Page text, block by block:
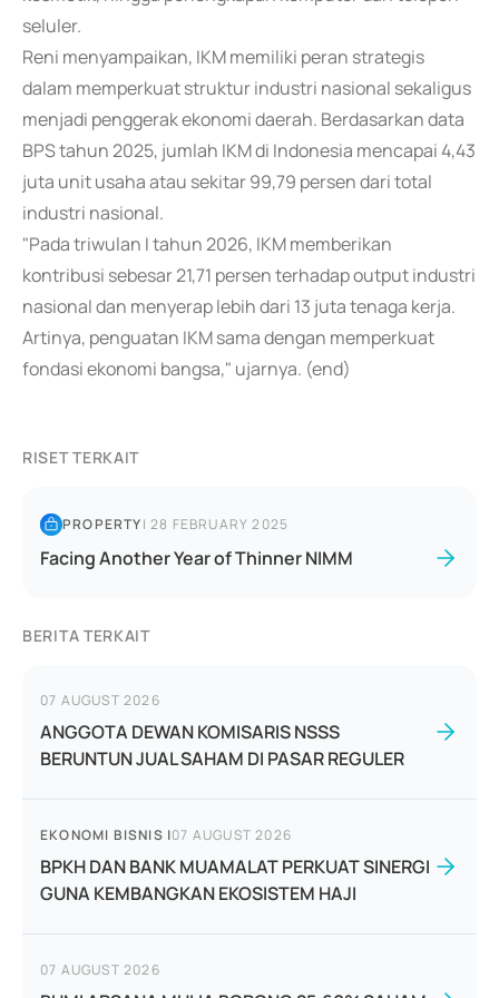
seluler.
Reni menyampaikan, IKM memiliki peran strategis
dalam memperkuat struktur industri nasional sekaligus
menjadi penggerak ekonomi daerah. Berdasarkan data
BPS tahun 2025, jumlah IKM di Indonesia mencapai 4,43
juta unit usaha atau sekitar 99,79 persen dari total
industri nasional.
"Pada triwulan I tahun 2026, IKM memberikan
kontribusi sebesar 21,71 persen terhadap output industri
nasional dan menyerap lebih dari 13 juta tenaga kerja.
Artinya, penguatan IKM sama dengan memperkuat
fondasi ekonomi bangsa," ujarnya. (end)
RISET TERKAIT
PROPERTY|28 FEBRUARY 2025
Facing Another Year of Thinner NIMM
BERITA TERKAIT
07 AUGUST 2026
ANGGOTA DEWAN KOMISARIS NSSS
BERUNTUN JUAL SAHAM DI PASAR REGULER
EKONOMI BISNIS |07 AUGUST 2026
BPKH DAN BANK MUAMALAT PERKUAT SINERGI
GUNA KEMBANGKAN EKOSISTEM HAJI
07 AUGUST 2026